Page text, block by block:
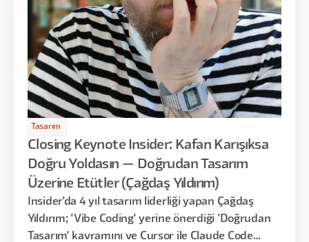
Tasarım
Closing Keynote Insider: Kafan Karışıksa
Doğru Yoldasın — Doğrudan Tasarım
Üzerine Etütler (Çağdaş Yıldırım)
Insider'da 4 yıl tasarım liderliği yapan Çağdaş
Yıldırım; 'Vibe Coding' yerine önerdiği 'Doğrudan
Tasarım' kavramını ve Cursor ile Claude Code